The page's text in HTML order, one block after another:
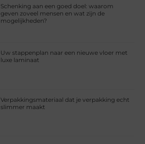
Schenking aan een goed doel: waarom
geven zoveel mensen en wat zijn de
mogelijkheden?
Uw stappenplan naar een nieuwe vloer met
luxe laminaat
Verpakkingsmateriaal dat je verpakking echt
slimmer maakt